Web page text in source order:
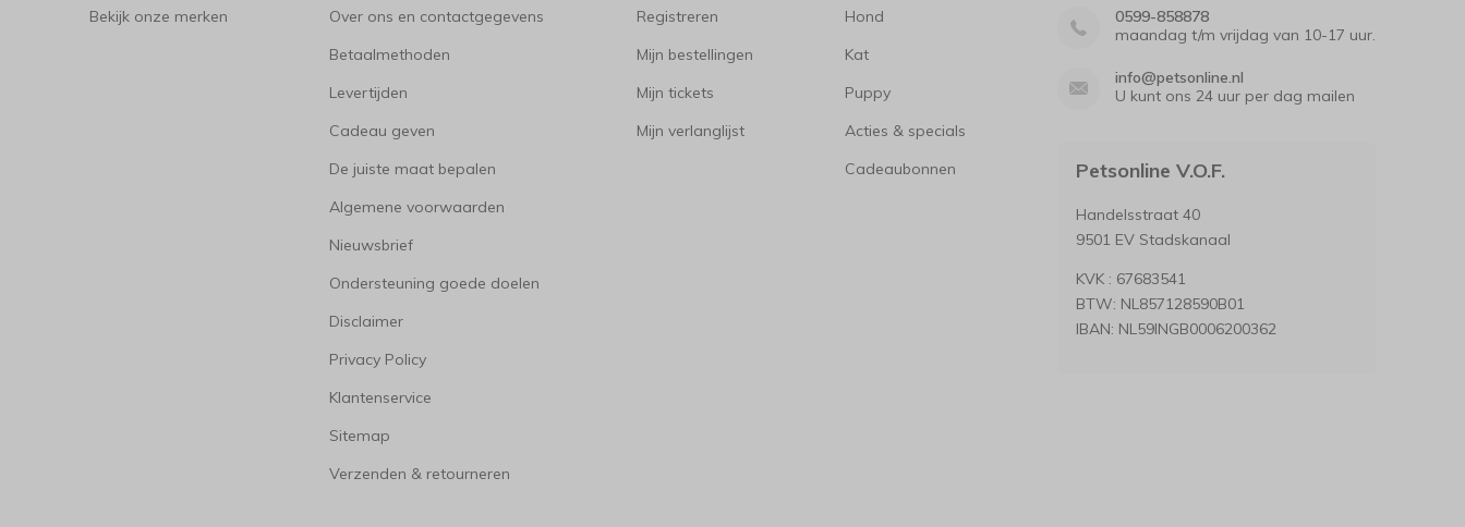
Bekijk onze merken
Over ons en contactgegevens
Betaalmethoden
Levertijden
Cadeau geven
De juiste maat bepalen
Algemene voorwaarden
Nieuwsbrief
Ondersteuning goede doelen
Disclaimer
Privacy Policy
Klantenservice
Sitemap
Verzenden & retourneren
Registreren
Mijn bestellingen
Mijn tickets
Mijn verlanglijst
Hond
Kat
Puppy
Acties & specials
Cadeaubonnen
0599-858878
maandag t/m vrijdag van 10-17 uur.
info@petsonline.nl
U kunt ons 24 uur per dag mailen
Petsonline V.O.F.
Handelsstraat 40
9501 EV Stadskanaal
KVK : 67683541
BTW: NL857128590B01
IBAN: NL59INGB0006200362